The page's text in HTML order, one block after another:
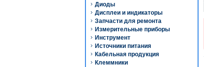
Диоды
Дисплеи и индикаторы
Запчасти для ремонта
Измерительные приборы
Инструмент
Источники питания
Кабельная продукция
Клеммники